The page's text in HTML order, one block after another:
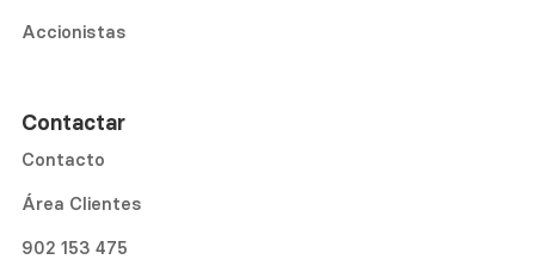
Accionistas
Contactar
Contacto
Área Clientes
902 153 475